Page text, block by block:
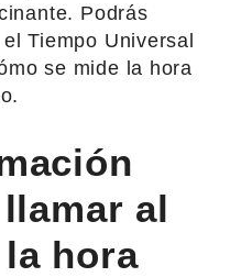
Podrás
Tiempo Universal
se mide la hora
al
hora